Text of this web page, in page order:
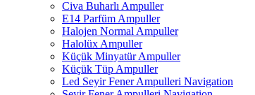
Civa Buharlı Ampuller
E14 Parfüm Ampuller
Halojen Normal Ampuller
Halolüx Ampuller
Küçük Minyatür Ampuller
Küçük Tüp Ampuller
Led Seyir Fener Ampulleri Navigation